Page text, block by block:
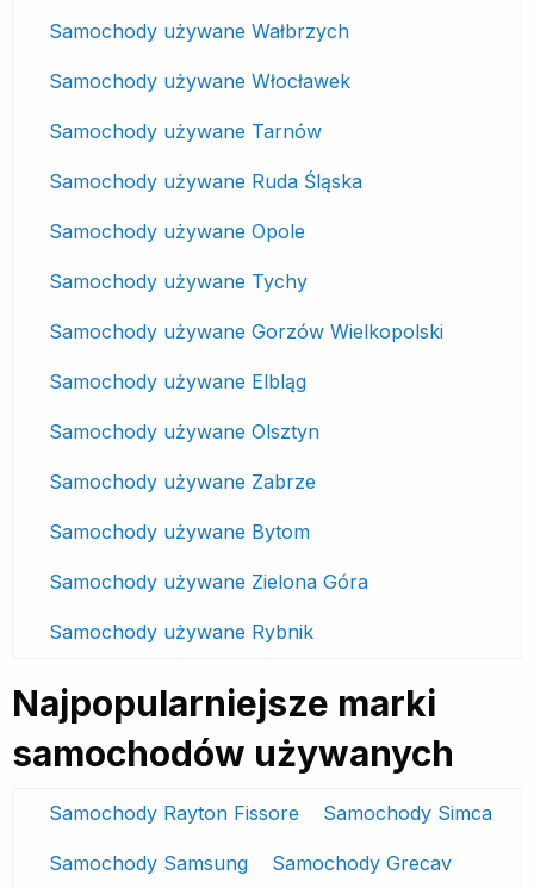
Samochody używane Wałbrzych
Samochody używane Włocławek
Samochody używane Tarnów
Samochody używane Ruda Śląska
Samochody używane Opole
Samochody używane Tychy
Samochody używane Gorzów Wielkopolski
Samochody używane Elbląg
Samochody używane Olsztyn
Samochody używane Zabrze
Samochody używane Bytom
Samochody używane Zielona Góra
Samochody używane Rybnik
Najpopularniejsze marki
samochodów używanych
Samochody Rayton Fissore Samochody Simca
Samochody Samsung Samochody Grecav